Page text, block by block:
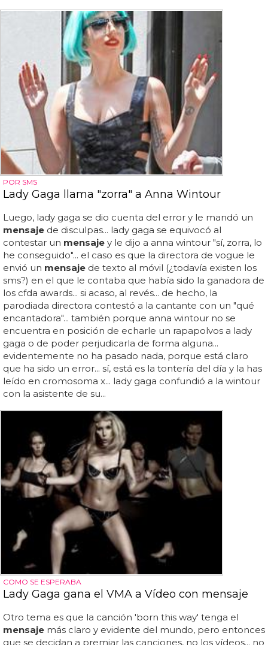
POR SMS
Lady Gaga llama "zorra" a Anna Wintour
Luego, lady gaga se dio cuenta del error y le mandó un
mensaje de disculpas... lady gaga se equivocó al
contestar un mensaje y le dijo a anna wintour "sí, zorra, lo
he conseguido"... el caso es que la directora de vogue le
envió un mensaje de texto al móvil (¿todavía existen los
sms?) en el que le contaba que había sido la ganadora de
los cfda awards... si acaso, al revés... de hecho, la
parodiada directora contestó a la cantante con un "qué
encantadora"... también porque anna wintour no se
encuentra en posición de echarle un rapapolvos a lady
gaga o de poder perjudicarla de forma alguna...
evidentemente no ha pasado nada, porque está claro
que ha sido un error... sí, está es la tontería del día y la has
leído en cromosoma x... lady gaga confundió a la wintour
con la asistente de su...
COMO SE ESPERABA
Lady Gaga gana el VMA a Vídeo con mensaje
Otro tema es que la canción 'born this way' tenga el
mensaje más claro y evidente del mundo, pero entonces
que se decidan a premiar las canciones, no los vídeos... no